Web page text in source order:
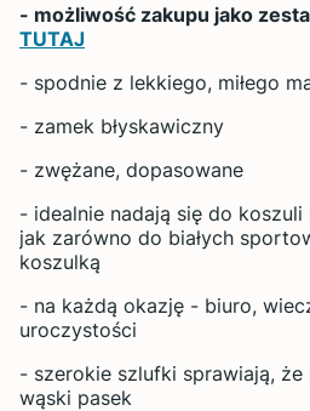
- możliwość zakupu jako
TUTAJ
- spodnie z lekkiego, miłego
- zamek błyskawiczny
- zwężane, dopasowane
- idealnie nadają się do
jak zarówno do białych
koszulką
- na każdą okazję - biuro,
uroczystości
- szerokie szlufki sprawiają,
wąski pasek